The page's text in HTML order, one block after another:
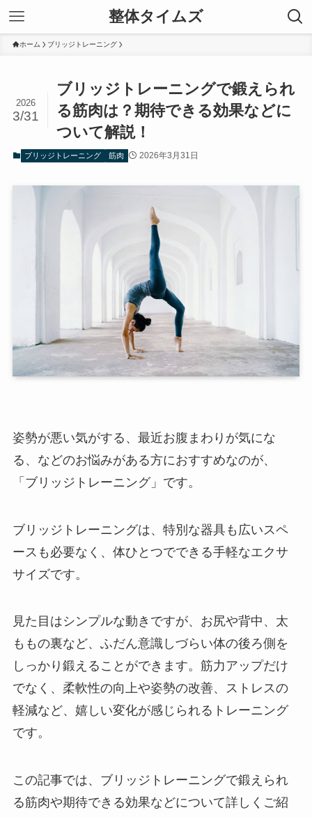
整体タイムズ
ホーム ブリッジトレーニング
ブリッジトレーニングで鍛えられ
る筋肉は？期待できる効果などに
ついて解説！
2026
3/31
ブリッジトレーニング 筋肉 2026年3月31日
姿勢が悪い気がする、最近お腹まわりが気にな
る、などのお悩みがある方におすすめなのが、
「ブリッジトレーニング」です。
ブリッジトレーニングは、特別な器具も広いスペ
ースも必要なく、体ひとつでできる手軽なエクサ
サイズです。
見た目はシンプルな動きですが、お尻や背中、太
ももの裏など、ふだん意識しづらい体の後ろ側を
しっかり鍛えることができます。筋力アップだけ
でなく、柔軟性の向上や姿勢の改善、ストレスの
軽減など、嬉しい変化が感じられるトレーニング
です。
この記事では、ブリッジトレーニングで鍛えられ
る筋肉や期待できる効果などについて詳しくご紹